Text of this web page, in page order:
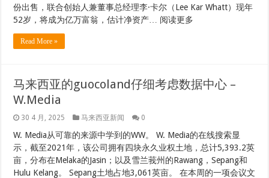
份出售，联合创始人兼董事总经理李·卡尔（Lee Kar Whatt）现年
52岁，将成为亿万富翁，估计净资产… 阅读更多
Read More »
马来西亚的guocoland仔细考虑数据中心 –
W.Media
30 4 月, 2025 马来西亚新闻 0
W. Media从可靠的来源中学到的WW。 W. Media的在线搜索显
示，截至2021年，该公司拥有四块永久业权土地，总计5,393.2英
亩，分布在Melaka的Jasin；以及雪兰莪州的Rawang，Sepang和
Hulu Kelang。 Sepang土地占地3,061英亩。 在本周的一项会议文